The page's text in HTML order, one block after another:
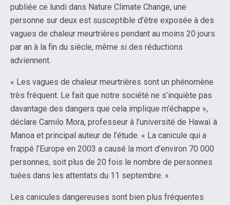
publiée ce lundi dans Nature Climate Change, une
personne sur deux est susceptible d’être exposée à des
vagues de chaleur meurtrières pendant au moins 20 jours
par an à la fin du siècle, même si des réductions
adviennent.
« Les vagues de chaleur meurtrières sont un phénomène
très fréquent. Le fait que notre société ne s’inquiète pas
davantage des dangers que cela implique m’échappe »,
déclare Camilo Mora, professeur à l’université de Hawaï à
Manoa et principal auteur de l’étude. « La canicule qui a
frappé l’Europe en 2003 a causé la mort d’environ 70 000
personnes, soit plus de 20 fois le nombre de personnes
tuées dans les attentats du 11 septembre. »
Les canicules dangereuses sont bien plus fréquentes